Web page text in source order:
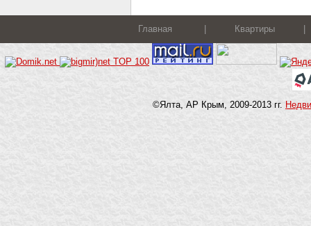
Главная Квартиры
©Ялта, АР Крым, 2009-2013 гг.